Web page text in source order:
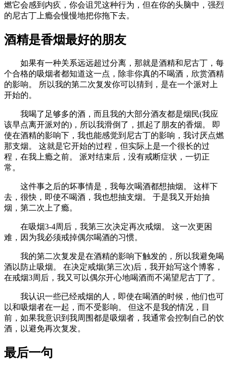
燃它会感到内疚，你会诅咒这种行为，但在你的头脑中，强烈
的尼古丁上瘾会慢慢地把你拖下去。
酒精是香烟最好的朋友
如果有一种关系远远超过分离，那就是酒精和尼古丁，每
个合格的吸烟者都知道这一点，除非你真的不喝酒，欣赏酒精
的影响。 所以我的第二次复发你可以猜到，是在一个派对上
开始的。
我喝了足够多的酒，而且我的大部分酒友都是烟民(我应
该早点离开派对的)，所以我滑倒了，抓起了朋友的香烟。 即
使在酒精的影响下，我也能感觉到尼古丁的影响，我讨厌点燃
那支烟。 这就是它开始的过程，但实际上是一个很长的过
程，在我上瘾之前。 派对结束后，没有戒断症状，一切正
常。
这件事之后的坏事情是，我每次喝酒都想抽烟。 这样下
去，很快，即使不喝酒，我也想抽支烟。 于是我又开始抽
烟，第二次上了瘾。
在吸烟3-4周后，我第三次决定再次戒烟。 这一次更困
难，因为我必须戒掉偶尔喝酒的习惯。
我的第二次复发是在酒精的影响下触发的，所以我避免喝
酒以防止吸烟。 在决定戒烟(第三次)后，我开始写这个博客，
在戒烟3周后，我又可以偶尔开心地喝酒而不渴望尼古丁了。
我认识一些已经戒烟的人，即使在喝酒的时候，他们也可
以和吸烟者在一起，而不受影响。 但这不是我的情况，目
前，如果我意识到我周围都是吸烟者，我通常会控制自己的饮
酒，以避免再次复发。
最后一句